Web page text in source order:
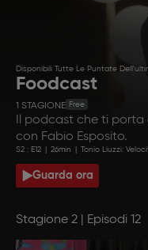
Disponibili Tutte Le Puntate
Foodcast
1 STAGIONE Free
Il podcast che ti
con Fabio Esposito.
S2 : E12 26min Tonio Liuzzi:
Guarda ora
Stagione 2 | Episodi 12